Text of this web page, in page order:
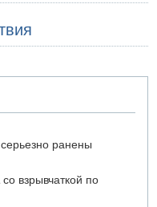
ранены
взрывчаткой по